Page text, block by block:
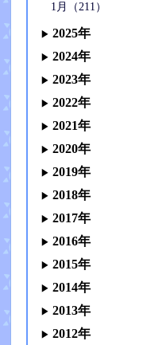
1月（211）
2025年
2024年
2023年
2022年
2021年
2020年
2019年
2018年
2017年
2016年
2015年
2014年
2013年
2012年